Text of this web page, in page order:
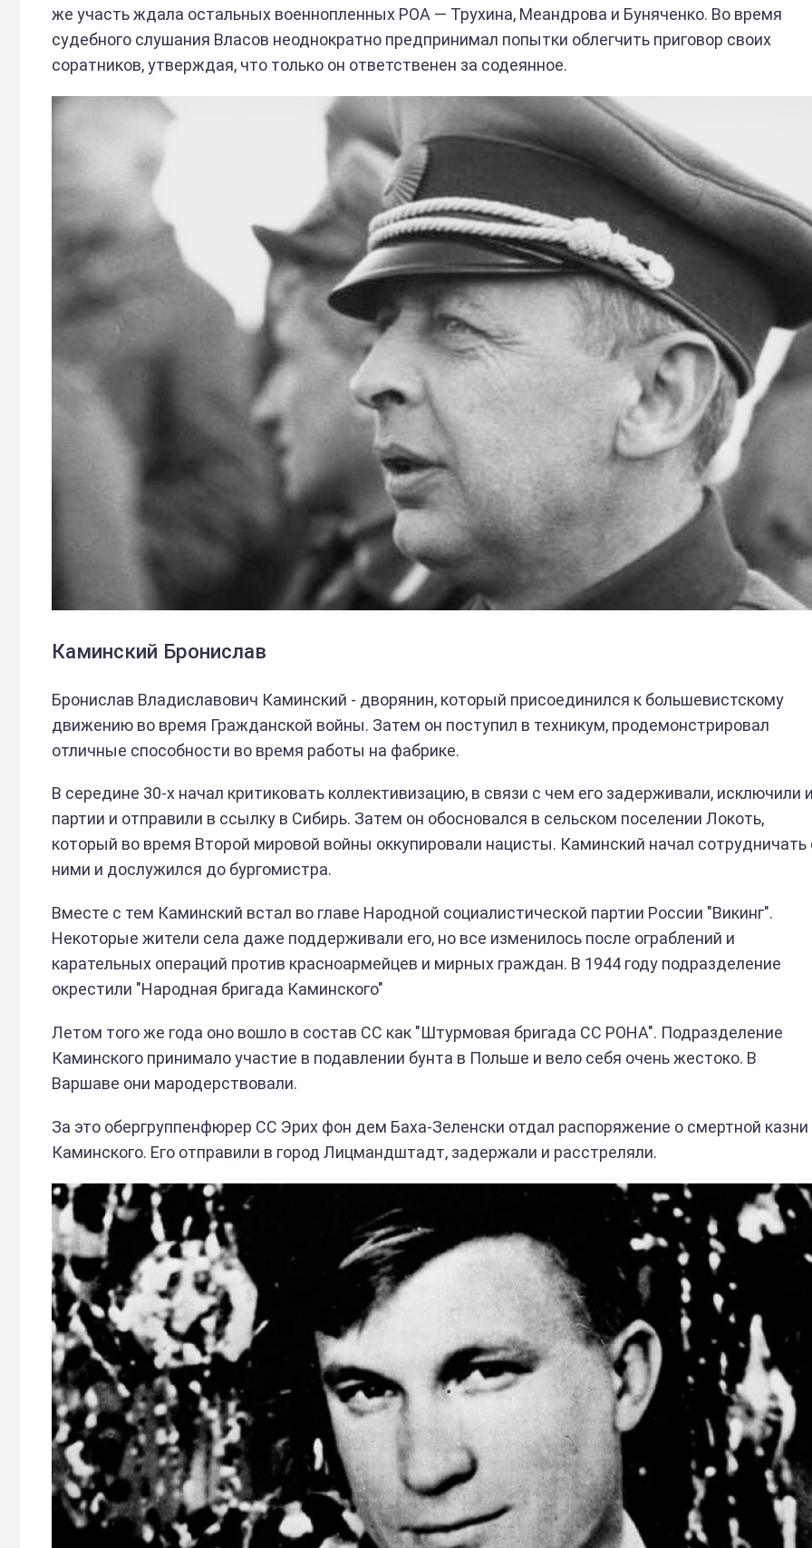
же участь ждала остальных военнопленных РОА — Трухина, Меандрова и Буняченко. Во время
судебного слушания Власов неоднократно предпринимал попытки облегчить приговор своих
соратников, утверждая, что только он ответственен за содеянное.
Каминский Бронислав
Бронислав Владиславович Каминский - дворянин, который присоединился к большевистскому
движению во время Гражданской войны. Затем он поступил в техникум, продемонстрировал
отличные способности во время работы на фабрике.
В середине 30-х начал критиковать коллективизацию, в связи с чем его задерживали, исключили
партии и отправили в ссылку в Сибирь. Затем он обосновался в сельском поселении Локоть,
который во время Второй мировой войны оккупировали нацисты. Каминский начал сотрудничать
ними и дослужился до бургомистра.
Вместе с тем Каминский встал во главе Народной социалистической партии России "Викинг".
Некоторые жители села даже поддерживали его, но все изменилось после ограблений и
карательных операций против красноармейцев и мирных граждан. В 1944 году подразделение
окрестили "Народная бригада Каминского"
Летом того же года оно вошло в состав СС как "Штурмовая бригада СС РОНА". Подразделение
Каминского принимало участие в подавлении бунта в Польше и вело себя очень жестоко. В
Варшаве они мародерствовали.
За это обергруппенфюрер СС Эрих фон дем Баха-Зеленски отдал распоряжение о смертной казни
Каминского. Его отправили в город Лицмандштадт, задержали и расстреляли.